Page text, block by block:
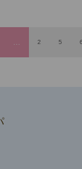
2 5 6